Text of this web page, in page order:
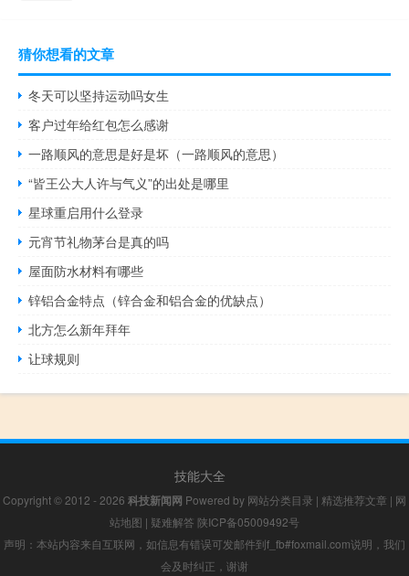
猜你想看的文章
冬天可以坚持运动吗女生
客户过年给红包怎么感谢
一路顺风的意思是好是坏（一路顺风的意思）
“皆王公大人许与气义”的出处是哪里
星球重启用什么登录
元宵节礼物茅台是真的吗
屋面防水材料有哪些
锌铝合金特点（锌合金和铝合金的优缺点）
北方怎么新年拜年
让球规则
技能大全
Copyright © 2012 - 2026 科技新闻网 Powered by 网站分类目录 | 精选推荐文章 | 网
站地图 | 疑难解答 陕ICP备05009492号
声明：本站内容来自互联网，如信息有错误可发邮件到f_fb#foxmail.com说明，我们
会及时纠正，谢谢